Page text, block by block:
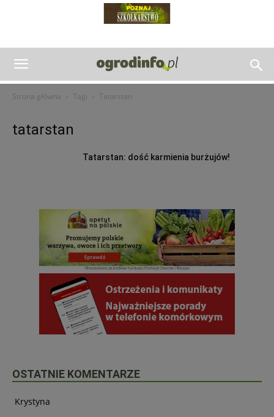
Strona główna Tagi Tatarstan
tatarstan
Tatarstan: dość karmienia burżujów!
OSTATNIE KOMENTARZE
Krystyna